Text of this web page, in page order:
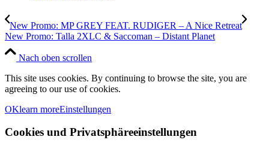
New Promo: MP GREY FEAT. RUDIGER – A Nice Retreat
New Promo: Talla 2XLC & Saccoman – Distant Planet
Nach oben scrollen
This site uses cookies. By continuing to browse the site, you are
agreeing to our use of cookies.
OKlearn moreEinstellungen
Cookies und Privatsphäreeinstellungen